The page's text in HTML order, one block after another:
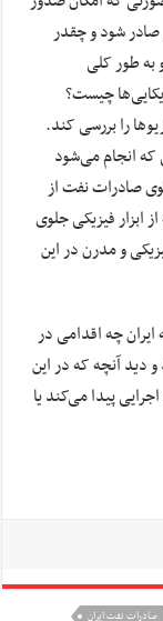
صادر شود و چقدر
به طور کلی
چیست؟
را بررسی کند.
که انجام می‌شود
صادرات نفت از
ابزار فیزیکی جلوی
و مدرن در این
ایران چه اقدامی در
و دید آنچه که در این
پیدا می‌کند یا
صادرات نفت ایران